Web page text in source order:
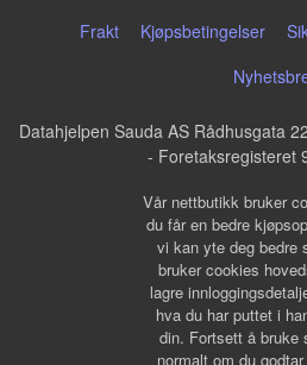
Frakt Kjøpsbetingelser
Datahjelpen Sauda AS Rådhusgata
- Foretaksregisteret
Vår nettbutikk bruker
du får en bedre
vi kan yte deg bedre
bruker cookies
lagre
hva du har puttet i
din. Fortsett å bruke
normalt om du